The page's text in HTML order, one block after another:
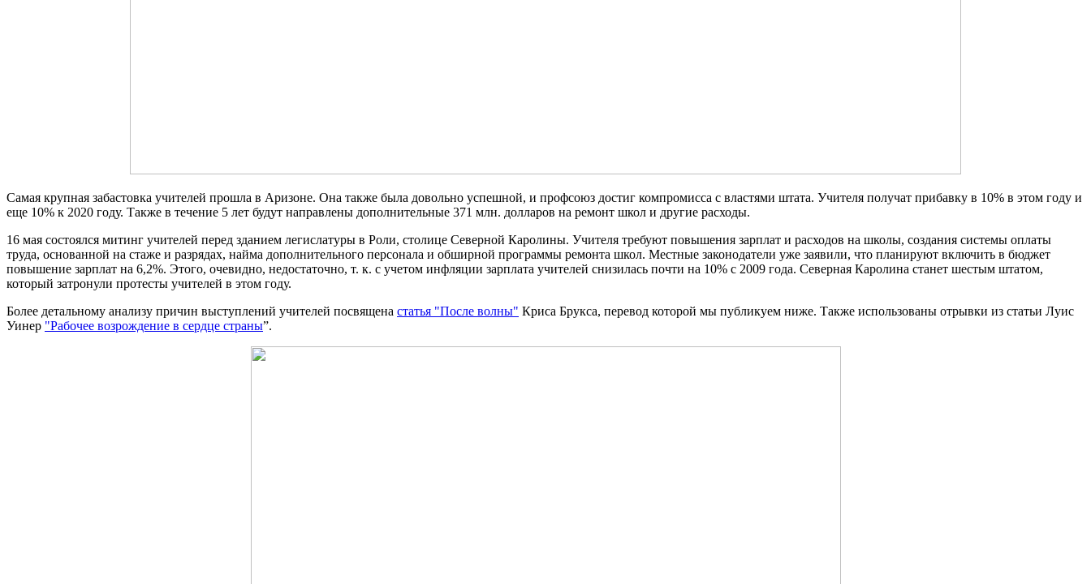
Самая крупная забастовка учителей прошла в Аризоне. Она также была довольно успешной, и профсоюз достиг компромисса с властями штата. Учителя получат прибавку в 10% в этом году и
еще 10% к 2020 году. Также в течение 5 лет будут направлены дополнительные 371 млн. долларов на ремонт школ и другие расходы.
16 мая состоялся митинг учителей перед зданием легислатуры в Роли, столице Северной Каролины. Учителя требуют повышения зарплат и расходов на школы, создания системы оплаты
труда, основанной на стаже и разрядах, найма дополнительного персонала и обширной программы ремонта школ. Местные законодатели уже заявили, что планируют включить в бюджет
повышение зарплат на 6,2%. Этого, очевидно, недостаточно, т. к. с учетом инфляции зарплата учителей снизилась почти на 10% с 2009 года. Северная Каролина станет шестым штатом,
который затронули протесты учителей в этом году.
Более детальному анализу причин выступлений учителей посвящена статья "После волны" Криса Брукса, перевод которой мы публикуем ниже. Также использованы отрывки из статьи Луис
Уинер "Рабочее возрождение в сердце страны”.